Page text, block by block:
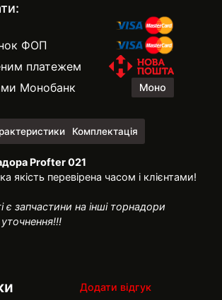
ФОП
платежем
Монобанк
Комплектація
Profter 021
якість перевірена часом і клієнтами!
є запчастини на інші торнадори
Додати відгук